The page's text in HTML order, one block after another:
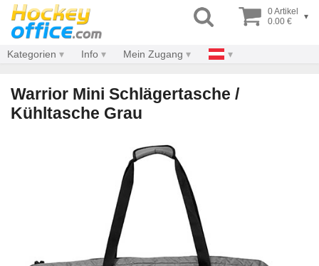
0 Artikel
0.00 €
▾
Kategorien Info Mein Zugang
Warrior Mini Schlägertasche /
Kühltasche Grau